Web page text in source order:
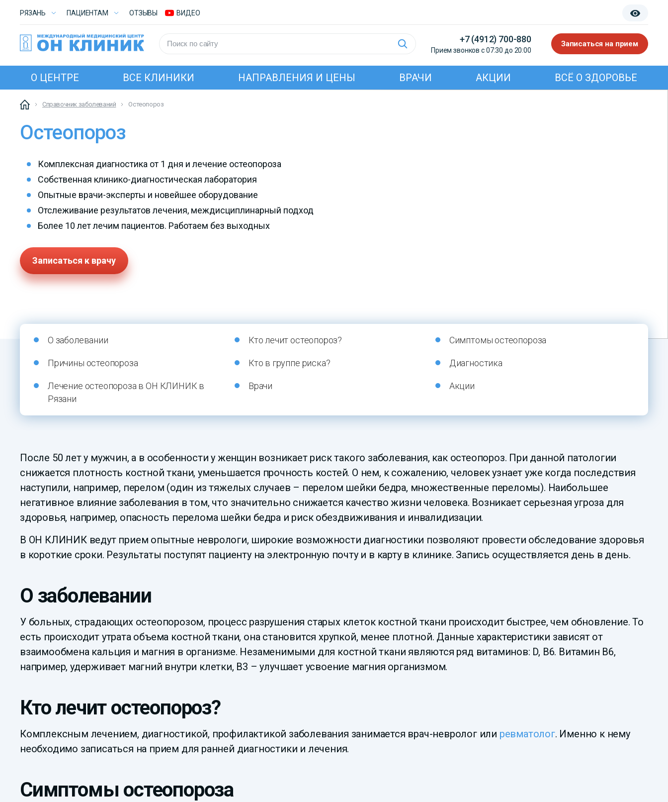
РЯЗАНЬ ПАЦИЕНТАМ ОТЗЫВЫ ВИДЕО
+7 (4912) 700-880
Прием звонков с 07:30 до 20:00
Записаться на прием
О ЦЕНТРЕ ВСЕ КЛИНИКИ НАПРАВЛЕНИЯ И ЦЕНЫ ВРАЧИ АКЦИИ ВСЁ О ЗДОРОВЬЕ
Справочник заболеваний Остеопороз
Остеопороз
Комплексная диагностика от 1 дня и лечение остеопороза
Собственная клинико-диагностическая лаборатория
Опытные врачи-эксперты и новейшее оборудование
Отслеживание результатов лечения, междисциплинарный подход
Более 10 лет лечим пациентов. Работаем без выходных
Записаться к врачу
О заболевании Кто лечит остеопороз? Симптомы остеопороза
Причины остеопороза Кто в группе риска? Диагностика
Лечение остеопороза в ОН КЛИНИК в
Рязани
Врачи Акции
После 50 лет у мужчин, а в особенности у женщин возникает риск такого заболевания, как остеопороз. При данной патологии
снижается плотность костной ткани, уменьшается прочность костей. О нем, к сожалению, человек узнает уже когда последствия
наступили, например, перелом (один из тяжелых случаев – перелом шейки бедра, множественные переломы). Наибольшее
негативное влияние заболевания в том, что значительно снижается качество жизни человека. Возникает серьезная угроза для
здоровья, например, опасность перелома шейки бедра и риск обездвиживания и инвалидизации.
В ОН КЛИНИК ведут прием опытные неврологи, широкие возможности диагностики позволяют провести обследование здоровья
в короткие сроки. Результаты поступят пациенту на электронную почту и в карту в клинике. Запись осуществляется день в день.
О заболевании
У больных, страдающих остеопорозом, процесс разрушения старых клеток костной ткани происходит быстрее, чем обновление. То
есть происходит утрата объема костной ткани, она становится хрупкой, менее плотной. Данные характеристики зависят от
взаимообмена кальция и магния в организме. Незаменимыми для костной ткани являются ряд витаминов: D, B6. Витамин B6,
например, удерживает магний внутри клетки, В3 – улучшает усвоение магния организмом.
Кто лечит остеопороз?
Комплексным лечением, диагностикой, профилактикой заболевания занимается врач-невролог или ревматолог. Именно к нему
необходимо записаться на прием для ранней диагностики и лечения.
Симптомы остеопороза